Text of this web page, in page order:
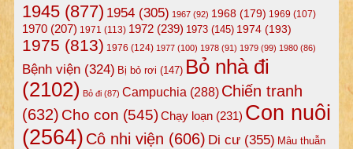
1945(877) 1954(305) 1967(92) 1968(179) 1969 (107)
1970(207) 1971 (113) 1972(239) 1973(145) 1974(193)
1975 (813) 1976 (124) 1977(100) 1978(91) 1979(99) 1980(86)
Bệnh viện(324) Bị bỏ rơi (147) Bỏ nhà đi
(2102) Bỏ đi(87) Campuchia (288) Chiến tranh
(632) Cho con (545)Chạy loạn(231) Con nuôi
(2564) Cô nhi viện (606) Di cư(355) Mâu thuẫn